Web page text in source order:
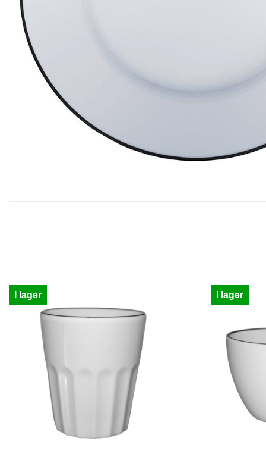
I lager I lager